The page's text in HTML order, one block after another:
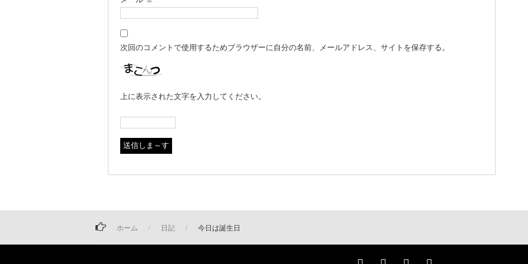
次回のコメントで使用するためブラウザーに自分の名前、メールアドレス、サイトを保存する。
上に表示された文字を入力してください。
ホーム 日記 今日は誕生日